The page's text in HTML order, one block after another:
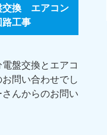
換 エアコン
工事
盤交換とエアコ
問い合わせでし
んからのお問い